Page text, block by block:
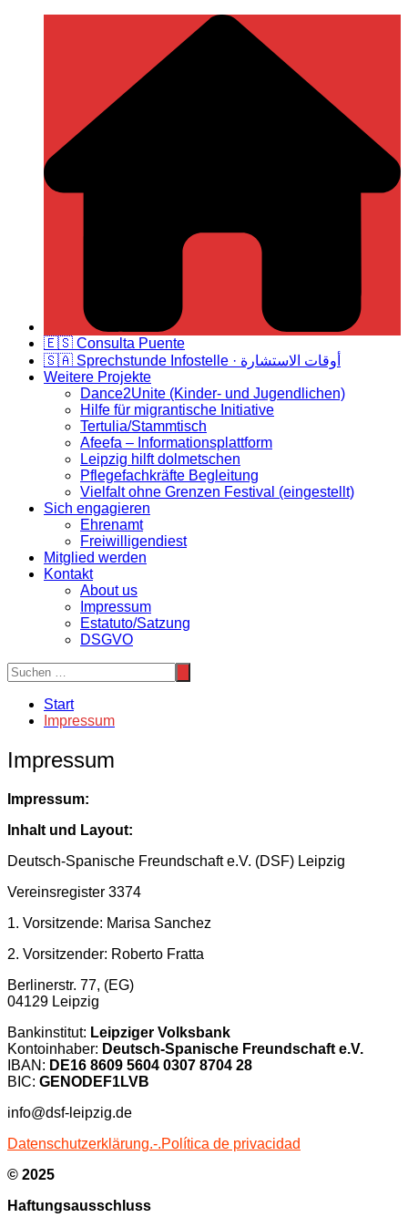
Deutsch Spanische Freundschaft
🇪🇸 Consulta Puente
🇸🇦 Sprechstunde Infostelle · أوقات الاستشارة
Weitere Projekte
Dance2Unite (Kinder- und Jugendlichen)
Hilfe für migrantische Initiative
Tertulia/Stammtisch
Afeefa – Informationsplattform
Leipzig hilft dolmetschen
Pflegefachkräfte Begleitung
Vielfalt ohne Grenzen Festival (eingestellt)
Sich engagieren
Ehrenamt
Freiwilligendiest
Mitglied werden
Kontakt
About us
Impressum
Estatuto/Satzung
DSGVO
Start
Impressum
Impressum
Impressum:
Inhalt und Layout:
Deutsch-Spanische Freundschaft e.V. (DSF) Leipzig
Vereinsregister 3374
1. Vorsitzende: Marisa Sanchez
2. Vorsitzender: Roberto Fratta
Berlinerstr. 77, (EG)
04129 Leipzig
Bankinstitut: Leipziger Volksbank
Kontoinhaber: Deutsch-Spanische Freundschaft e.V.
IBAN: DE16 8609 5604 0307 8704 28
BIC: GENODEF1LVB
info@dsf-leipzig.de
Datenschutzerklärung.-.Política de privacidad
© 2025
Haftungsausschluss